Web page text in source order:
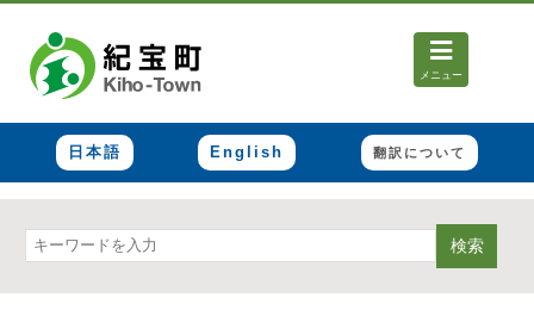
メニュー
日本語 English 翻訳について
検索